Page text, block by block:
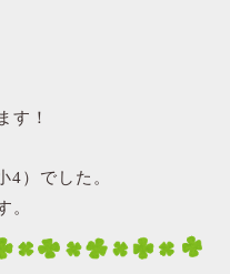
す！
4）でした。
。